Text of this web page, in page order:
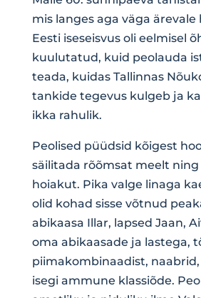
mis langes aga väga ärevale
Eesti iseseisvus oli eelmisel
kuulutatud, kuid peolauda
teada, kuidas Tallinnas
tankide tegevus kulgeb ja
ikka rahulik.
Peolised püüdsid kõigest
säilitada rõõmsat meelt ning
hoiakut. Pika valge linaga
olid kohad sisse võtnud
abikaasa Illar, lapsed Jaan,
oma abikaasade ja lastega,
piimakombinaadist, naabrid,
isegi ammune klassiõde.